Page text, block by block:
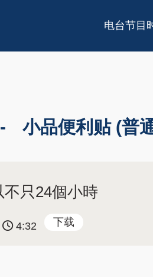
电台节目
小品便利贴 (普
不只24個小時
4:32 下载